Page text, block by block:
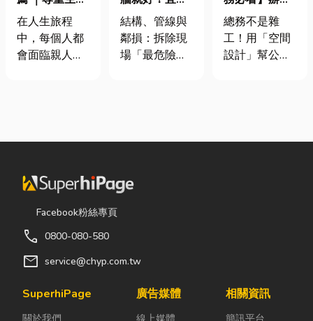
命、貼心陪伴
每一段告別
在人生旅程
中，每個人都
會面臨親人離
儀社，不只是
式，更是讓家
屬在艱難時刻
獲得專業協助
從遺體接運、
禮儀規劃、告
後續的行政協
裝潢拆除、水
泥切割施工前
必看的避坑指
結構、管線與
鄰損：拆除現
場「最危險的
混亂的環境
果沒做好，最
牆」，盲目亂
陷： 這是老屋
室如何打造高
效能職場？從
辦公桌椅、系
總務不是雜
工！用「空間
設計」幫公司
公室時，常覺
辦公室空間設
Facebook粉絲專頁
call 0800-080-580
mail service@chyp.com.tw
SuperhiPage
關於我們
廣告媒體
線上媒體
相關資訊
簡訊平台